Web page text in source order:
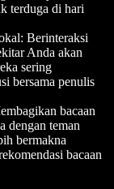
terduga di hari
: Berinteraksi
Anda akan
sering
bersama penulis
bacaan
dengan teman
bermakna
bacaan